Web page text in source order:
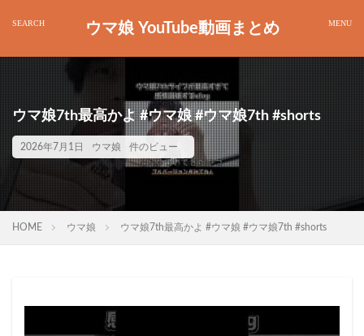
ウマ娘 YouTube動画まとめ
ウマ娘7th最高かよ #ウマ娘 #ウマ娘7th #shorts
2026年7月1日 ウマ娘 件のビュー
HOME ウマ娘 ウマ娘7th最高かよ #ウマ娘 #ウマ娘7th #shorts